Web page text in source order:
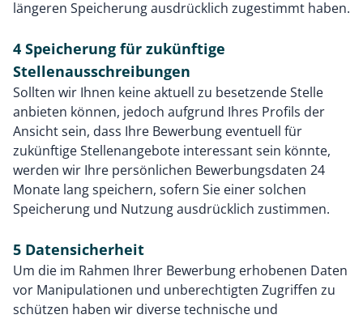
längeren Speicherung ausdrücklich zugestimmt haben.
4 Speicherung für zukünftige
Stellenausschreibungen
Sollten wir Ihnen keine aktuell zu besetzende Stelle
anbieten können, jedoch aufgrund Ihres Profils der
Ansicht sein, dass Ihre Bewerbung eventuell für
zukünftige Stellenangebote interessant sein könnte,
werden wir Ihre persönlichen Bewerbungsdaten 24
Monate lang speichern, sofern Sie einer solchen
Speicherung und Nutzung ausdrücklich zustimmen.
5 Datensicherheit
Um die im Rahmen Ihrer Bewerbung erhobenen Daten
vor Manipulationen und unberechtigten Zugriffen zu
schützen haben wir diverse technische und